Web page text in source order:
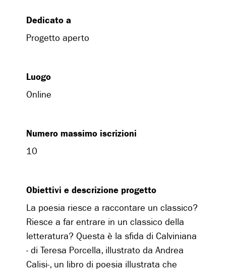
Dedicato a
Progetto aperto
Luogo
Online
Numero massimo iscrizioni
10
Obiettivi e descrizione progetto
La poesia riesce a raccontare un classico?
Riesce a far entrare in un classico della
letteratura? Questa è la sfida di Calviniana
- di Teresa Porcella, illustrato da Andrea
Calisi-, un libro di poesia illustrata che